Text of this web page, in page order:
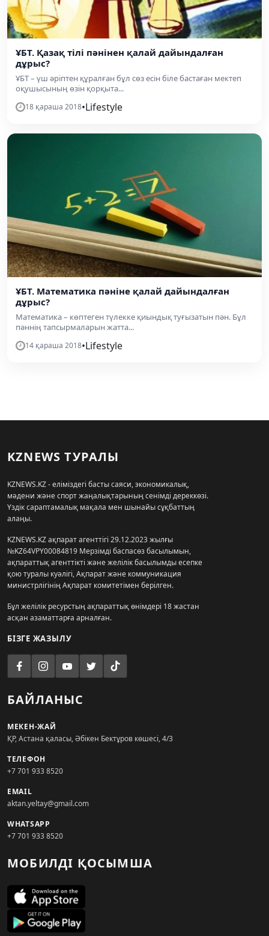
ҰБТ. Қазақ тілі пәнінен қалай дайындалған
дұрыс?
ҰБТ – үш әріптен құралған бұл сөз есін біле бастаған мектеп
оқушысының өзін қорқыта...
18 қараша 2018•Lifestyle
ҰБТ. Математика пәніне қалай дайындалған
дұрыс?
Математика – көптеген түлекке қиындық туғызатын пән. Бұл
пәннің тапсырмаларын жатта...
14 қараша 2018•Lifestyle
KZNEWS ТУРАЛЫ
KZNEWS.KZ - еліміздегі басты саяси, экономикалық,
мәдени және спорт жаңалықтарының сенімді дереккөзі.
Үздік сараптамалық мақала мен шынайы сұқбаттың
алаңы.
KZNEWS.KZ ақпарат агенттігі 29.12.2023 жылғы
№KZ64VPY00084819 Мерзімді баспасөз басылымын,
ақпараттық агенттікті және желілік басылымды есепке
қою туралы куәлігі, Ақпарат және коммуникация
министрлігінің Ақпарат комитетімен берілген.
Бұл желілік ресурстың ақпараттық өнімдері 18 жастан
асқан азаматтарға арналған.
БІЗГЕ ЖАЗЫЛУ
БАЙЛАНЫС
МЕКЕН-ЖАЙ
ҚР, Астана қаласы, Әбікен Бектұров көшесі, 4/3
ТЕЛЕФОН
+7 701 933 8520
EMAIL
aktan.yeltay@gmail.com
WHATSAPP
+7 701 933 8520
МОБИЛДІ ҚОСЫМША